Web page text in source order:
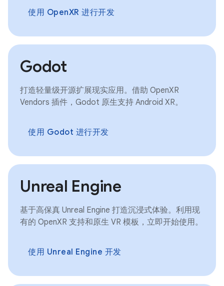
使用 OpenXR 进行开发
Godot
打造轻量级开源扩展现实应用。借助 OpenXR
Vendors 插件，Godot 原生支持 Android XR。
使用 Godot 进行开发
Unreal Engine
基于高保真 Unreal Engine 打造沉浸式体验。利用现
有的 OpenXR 支持和原生 VR 模板，立即开始使用。
使用 Unreal Engine 开发